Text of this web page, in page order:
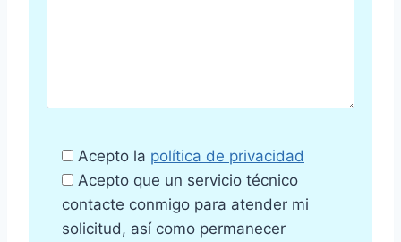
Acepto la política de privacidad
Acepto que un servicio técnico
contacte conmigo para atender mi
solicitud, así como permanecer